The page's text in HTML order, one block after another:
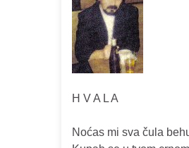
H V A L A
Noćas mi sva čula